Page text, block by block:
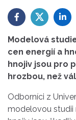
Modelová
cen energií a
hnojiv jsou pro
hrozbou, než
Odborníci z
modelovou studii